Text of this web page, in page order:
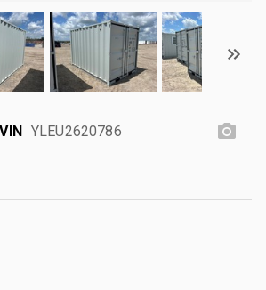
YLEU2620786